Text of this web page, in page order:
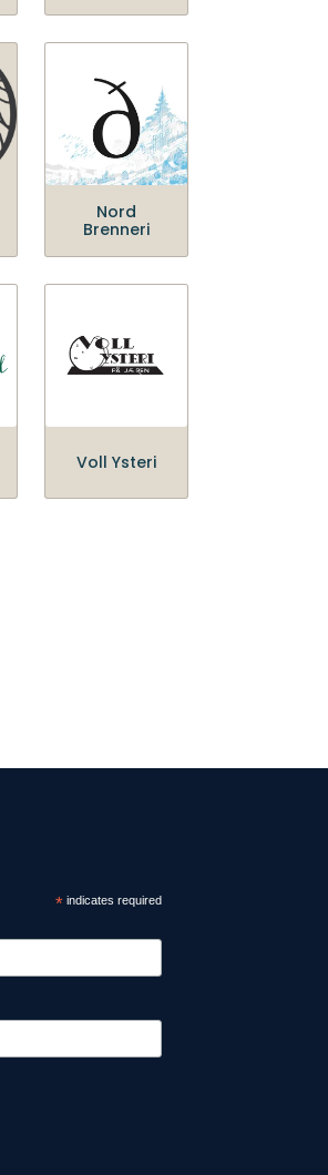
Nord
Brenneri
Voll Ysteri
*indicates required